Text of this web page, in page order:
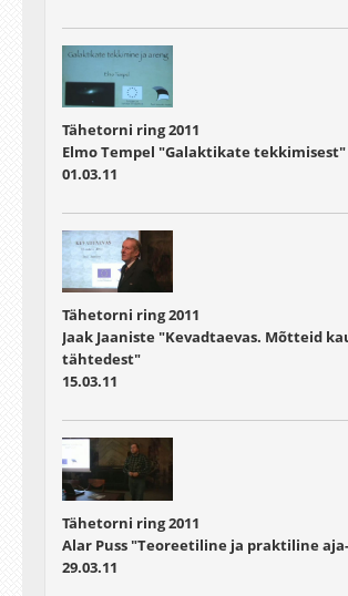
Tähetorni ring 2011
Elmo Tempel "Galaktikate tekkimisest"
01.03.11
Tähetorni ring 2011
Jaak Jaaniste "Kevadtaevas. Mõtteid
tähtedest"
15.03.11
Tähetorni ring 2011
Alar Puss "Teoreetiline ja praktiline
29.03.11